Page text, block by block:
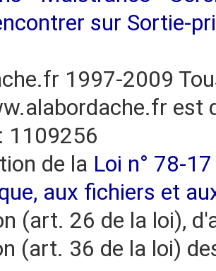
sur Sortie-
1997-2009
est
1109256
de la Loi n° 78-
aux fichiers et
(art. 26 de la loi),
(art. 36 de la loi)